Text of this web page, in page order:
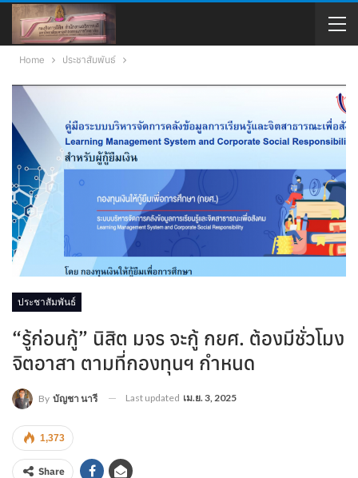
Home ประชาสัมพันธ์
ประชาสัมพันธ์
“รู้ก่อนกู้” นิสิต มจร จะกู้ กยศ. ต้องมีชั่วโมง
จิตอาสา ตามที่กองทุนฯ กำหนด
By บัญชา นารี Last updated เม.ย. 3, 2025
1,373
Share